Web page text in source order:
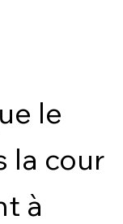
le
la cour
à